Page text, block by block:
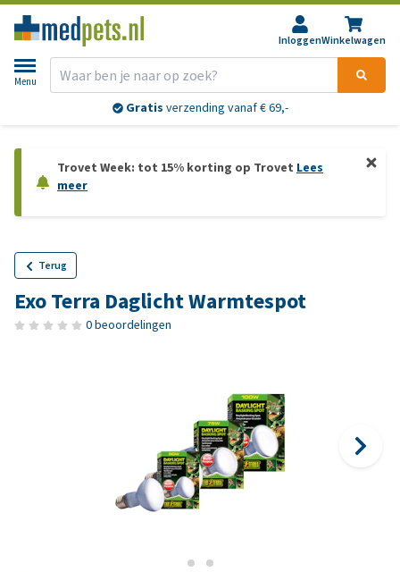
InloggenWinkelwagen
Menu
Gratis verzending vanaf € 69,-
Trovet Week: tot 15% korting op Trovet Lees
meer
Terug
Exo Terra Daglicht Warmtespot
0 beoordelingen